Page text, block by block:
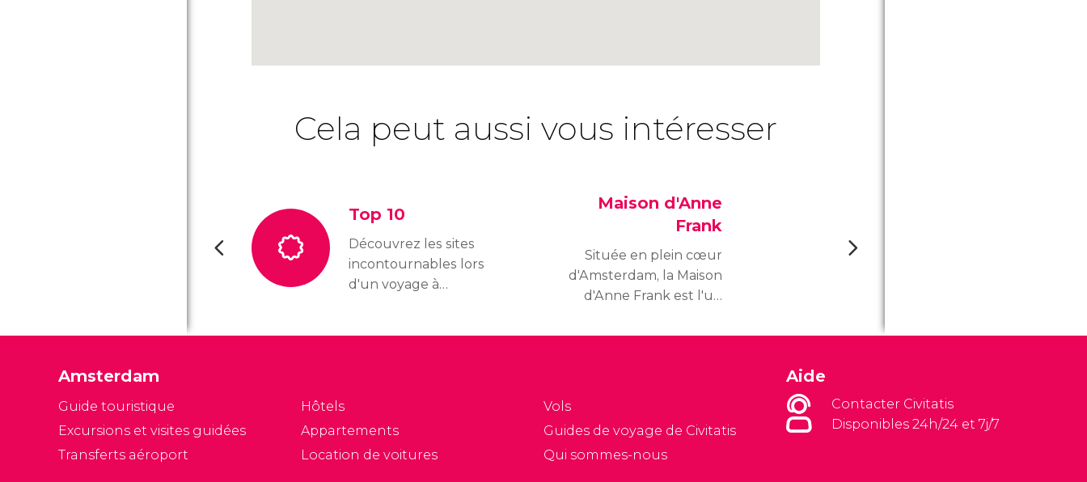
Cela peut aussi vous intéresser
Top 10
Découvrez les sites
incontournables lors
d'un voyage à
meilleurs sites
touristiques
Maison d'Anne
Frank
Située en plein cœur
d'Amsterdam, la Maison
d'Anne Frank est l'un
emblématiques de
Seconde Guerre
mondiale.
Amsterdam
Guide touristique
Excursions et visites guidées
Transferts aéroport
Hôtels
Appartements
Location de voitures
Vols
Guides de voyage de Civitatis
Qui sommes-nous
Aide
Contacter Civitatis
Disponibles 24h/24 et 7j/7